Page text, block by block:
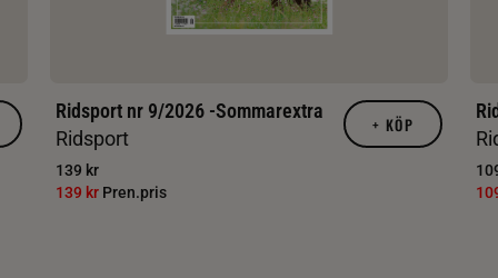
Ridsport nr 9/2026 -Sommarextra
Ridsport
139 kr
139 kr Pren.pris
+ KÖP